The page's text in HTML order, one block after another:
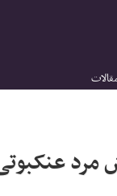
مرد